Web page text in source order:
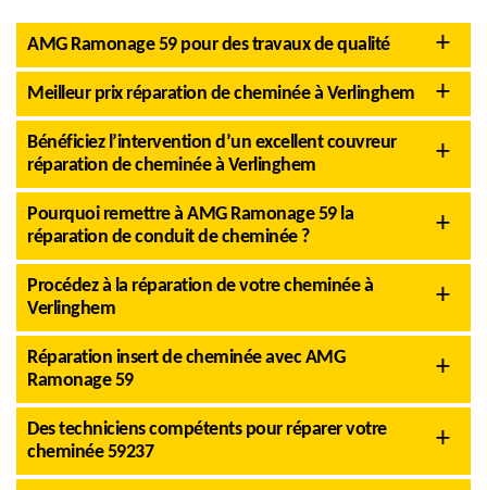
AMG Ramonage 59 pour des travaux de qualité
Meilleur prix réparation de cheminée à Verlinghem
Bénéficiez l’intervention d’un excellent couvreur
réparation de cheminée à Verlinghem
Pourquoi remettre à AMG Ramonage 59 la
réparation de conduit de cheminée ?
Procédez à la réparation de votre cheminée à
Verlinghem
Réparation insert de cheminée avec AMG
Ramonage 59
Des techniciens compétents pour réparer votre
cheminée 59237